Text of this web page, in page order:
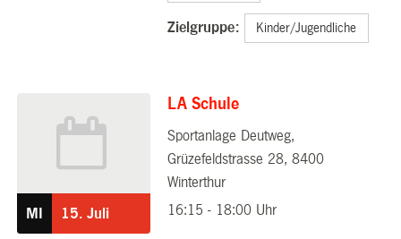
Zielgruppe: Kinder/Jugendliche
MI 15. Juli
LA Schule
Sportanlage Deutweg,
Grüzefeldstrasse 28, 8400
Winterthur
16:15 - 18:00 Uhr